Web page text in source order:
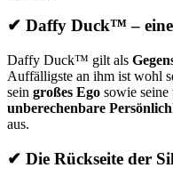
✔ Daffy Duck™ –
Daffy Duck™ gilt als
Auffälligste an ihm ist wohl
sein großes Ego sowie seine
unberechenbare
aus.
✔ Die Rückseite der